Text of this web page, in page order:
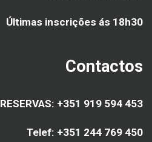
Últimas inscrições ás 18h30
Contactos
RESERVAS: +351 919 594 453
Telef: +351 244 769 450